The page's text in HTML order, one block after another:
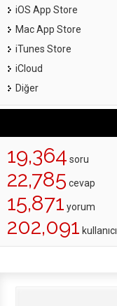
iOS App Store
Mac App Store
iTunes Store
iCloud
Diğer
19,364 soru
22,785 cevap
15,871 yorum
202,091 kullanıcı